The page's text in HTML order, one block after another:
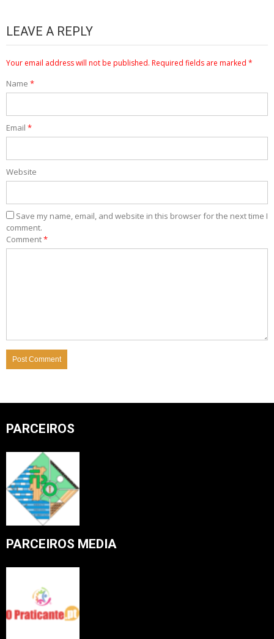
LEAVE A REPLY
Your email address will not be published. Required fields are marked *
Name *
Email *
Website
Save my name, email, and website in this browser for the next time I
comment.
Comment*
PARCEIROS
PARCEIROS MEDIA